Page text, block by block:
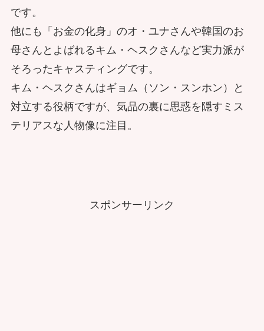
です。
他にも「お金の化身」のオ・ユナさんや韓国のお
母さんとよばれるキム・ヘスクさんなど実力派が
そろったキャスティングです。
キム・ヘスクさんはギョム（ソン・スンホン）と
対立する役柄ですが、気品の裏に思惑を隠すミス
テリアスな人物像に注目。
スポンサーリンク